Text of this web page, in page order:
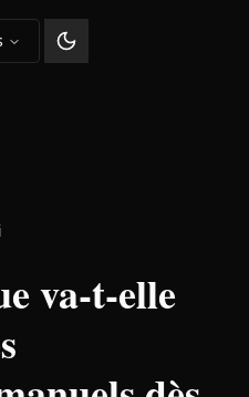
Changer le thème
va-t-elle